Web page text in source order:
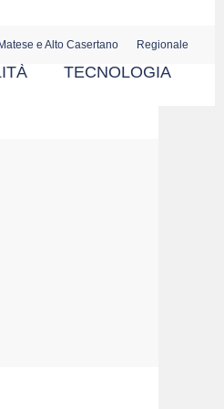
Matese e Alto Casertano Regionale
TECNOLOGIA